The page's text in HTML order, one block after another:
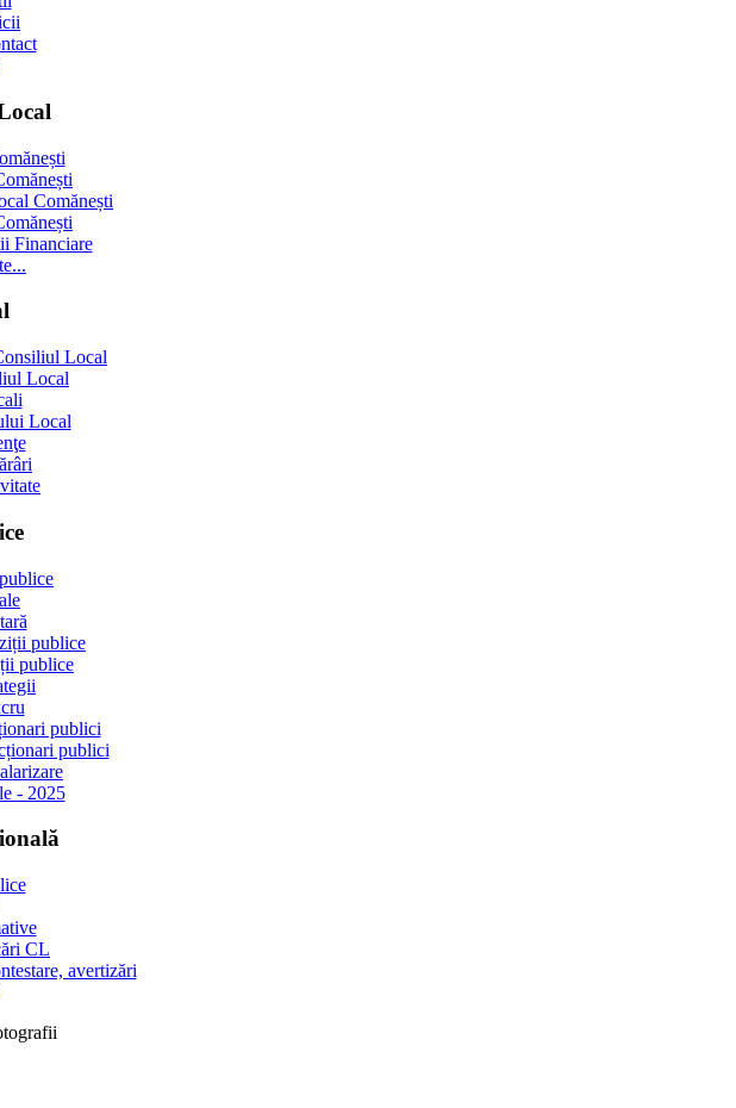
Comănești
Financiare
Local
Local
Local
publice
publice
publici
publici
- 2025
CL
avertizări